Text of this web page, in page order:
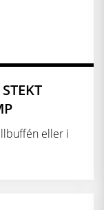
eller i